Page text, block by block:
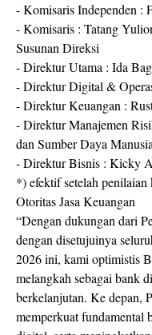
- Komisaris Independen :
- Komisaris : Tatang
Susunan Direksi
- Direktur Utama : Ida
- Direktur Digital &
- Direktur Keuangan :
- Direktur Manajemen
dan Sumber Daya
- Direktur Bisnis : Kicky
*) efektif setelah penilaian
Otoritas Jasa Keuangan
“Dengan dukungan dari
dengan disetujuinya
2026 ini, kami optimistis
melangkah sebagai bank
berkelanjutan. Ke depan,
memperkuat fundamental